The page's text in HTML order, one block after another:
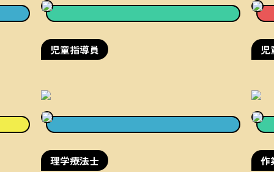
児童指導員 児
理学療法士 作